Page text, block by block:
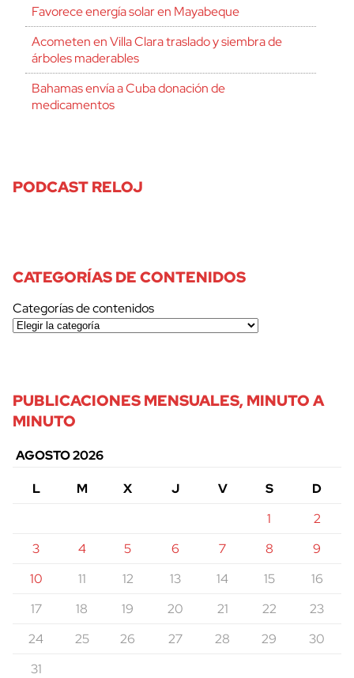
Favorece energía solar en Mayabeque
Acometen en Villa Clara traslado y siembra de
árboles maderables
Bahamas envía a Cuba donación de
medicamentos
PODCAST RELOJ
CATEGORÍAS DE CONTENIDOS
Categorías de contenidos
PUBLICACIONES MENSUALES, MINUTO A
MINUTO
AGOSTO 2026
L
M X J V S
D
1
2
3
4 5 6 7 8
9
10
11 12 13 14 15
16
17
18 19 20 21 22
23
24
25 26 27 28 29
30
31